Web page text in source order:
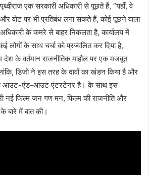
एक सरकारी अधिकारी से पूछते हैं, “यहाँ, वे
वोट पर भी प्रतिबंध लगा सकते हैं, कोई पूछने वाला
के कमरे से बाहर निकलता है, कार्यालय में
लोगों के साथ चर्चा को प्रज्वलित कर दिया है,
देश के वर्तमान राजनीतिक माहौल पर एक मजबूत
डिजो ने इस तरह के दावों का खंडन किया है और
आउट-एंड-आउट एंटरटेनर है। के साथ इस
नई फिल्म जन गण मन, फिल्म की राजनीति और
बारे में बात की।